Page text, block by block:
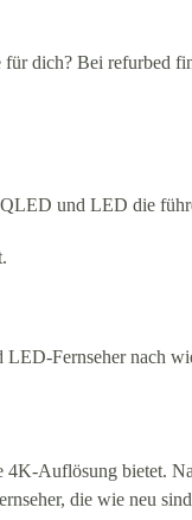
dich? Bei refurbed
und LED die
LED-Fernseher nach
Auflösung bietet.
die wie neu